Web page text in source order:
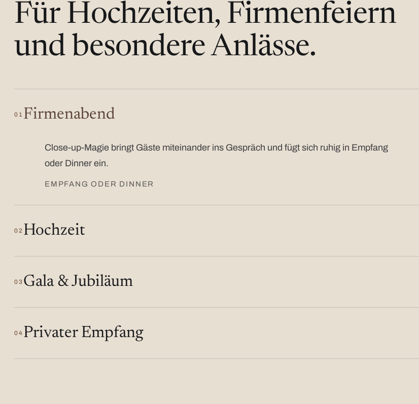
Für Hochzeiten, Firmenfeiern
und besondere Anlässe.
01 Firmenabend
Close-up-Magie bringt Gäste miteinander ins Gespräch und fügt sich ruhig in Empfang
oder Dinner ein.
EMPFANG ODER DINNER
02 Hochzeit
03 Gala & Jubiläum
04 Privater Empfang